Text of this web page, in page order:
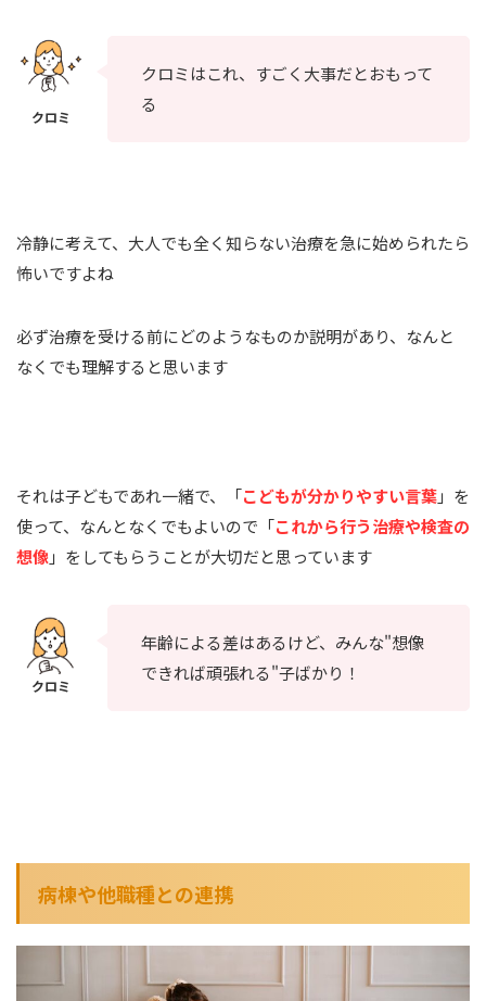
クロミはこれ、すごく大事だとおもって
る
冷静に考えて、大人でも全く知らない治療を急に始められたら
怖いですよね
必ず治療を受ける前にどのようなものか説明があり、なんと
なくでも理解すると思います
それは子どもであれ一緒で、「こどもが分かりやすい言葉」を
使って、なんとなくでもよいので「これから行う治療や検査の
想像」をしてもらうことが大切だと思っています
年齢による差はあるけど、みんな"想像
できれば頑張れる"子ばかり！
病棟や他職種との連携